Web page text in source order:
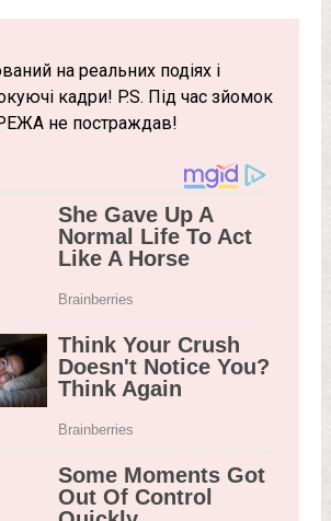
на реальних подіях і
кадри! P.S. Під час зйомок
не постраждав!